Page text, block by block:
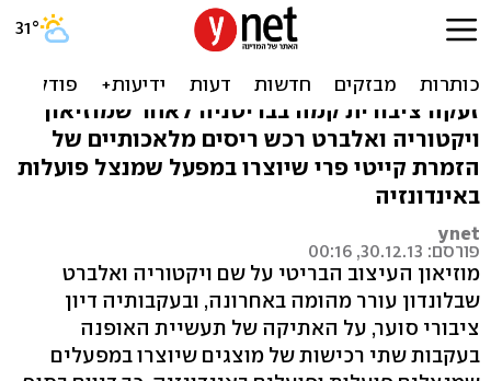
שערוריית הריסים
המלאכותיים של קייטי פרי
זעקה ציבורית קמה בבריטניה לאחר שמוזיאון
ויקטוריה ואלברט רכש ריסים מלאכותיים של
הזמרת קייטי פרי שיוצרו במפעל שמנצל פועלות
באינדונזיה
ynet
פורסם: 30.12.13, 00:16
מוזיאון העיצוב הבריטי על שם ויקטוריה ואלברט
שבלונדון עורר מהומה באחרונה, ובעקבותיה דיון
ציבורי סוער, על האתיקה של תעשיית האופנה
בעקבות שתי רכישות של מוצגים שיוצרו במפעלים